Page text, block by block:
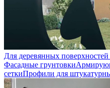
Для деревянных поверхностей
Фасадные грунтовки
сеткиПрофили для